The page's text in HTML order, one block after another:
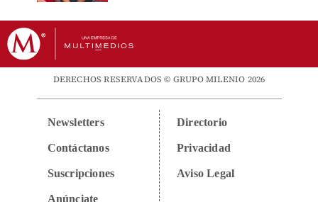
DERECHOS RESERVADOS © GRUPO MILENIO 2026
Newsletters
Contáctanos
Suscripciones
Anúnciate
Directorio
Privacidad
Aviso Legal